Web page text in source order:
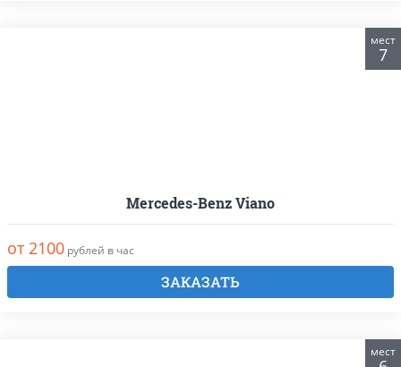
мест
7
Mercedes-Benz Viano
от 2100 рублей в час
ЗАКАЗАТЬ
мест